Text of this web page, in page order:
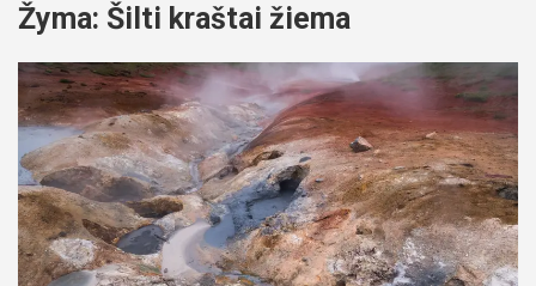
Žyma: Šilti kraštai žiema